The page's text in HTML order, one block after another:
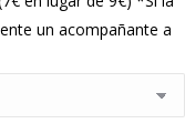
un acompañante a